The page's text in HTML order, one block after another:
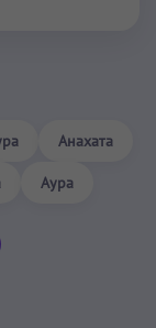
Анахата
Аура